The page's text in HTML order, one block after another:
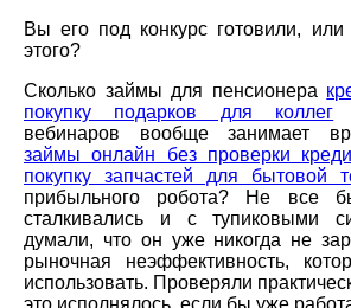
Вы его под конкурс готовили,
этого?
Сколько займы для пенсионера
покупку подарков для коллег
вебинаров вообще занимает
займы онлайн без проверки
покупку запчастей для бытовой
прибыльного робота? Не все
сталкивались и с тупиковыми
думали, что он уже никогда не
рыночная неэффективность,
использовать. Проверяли
это исполнялось, если бы уже